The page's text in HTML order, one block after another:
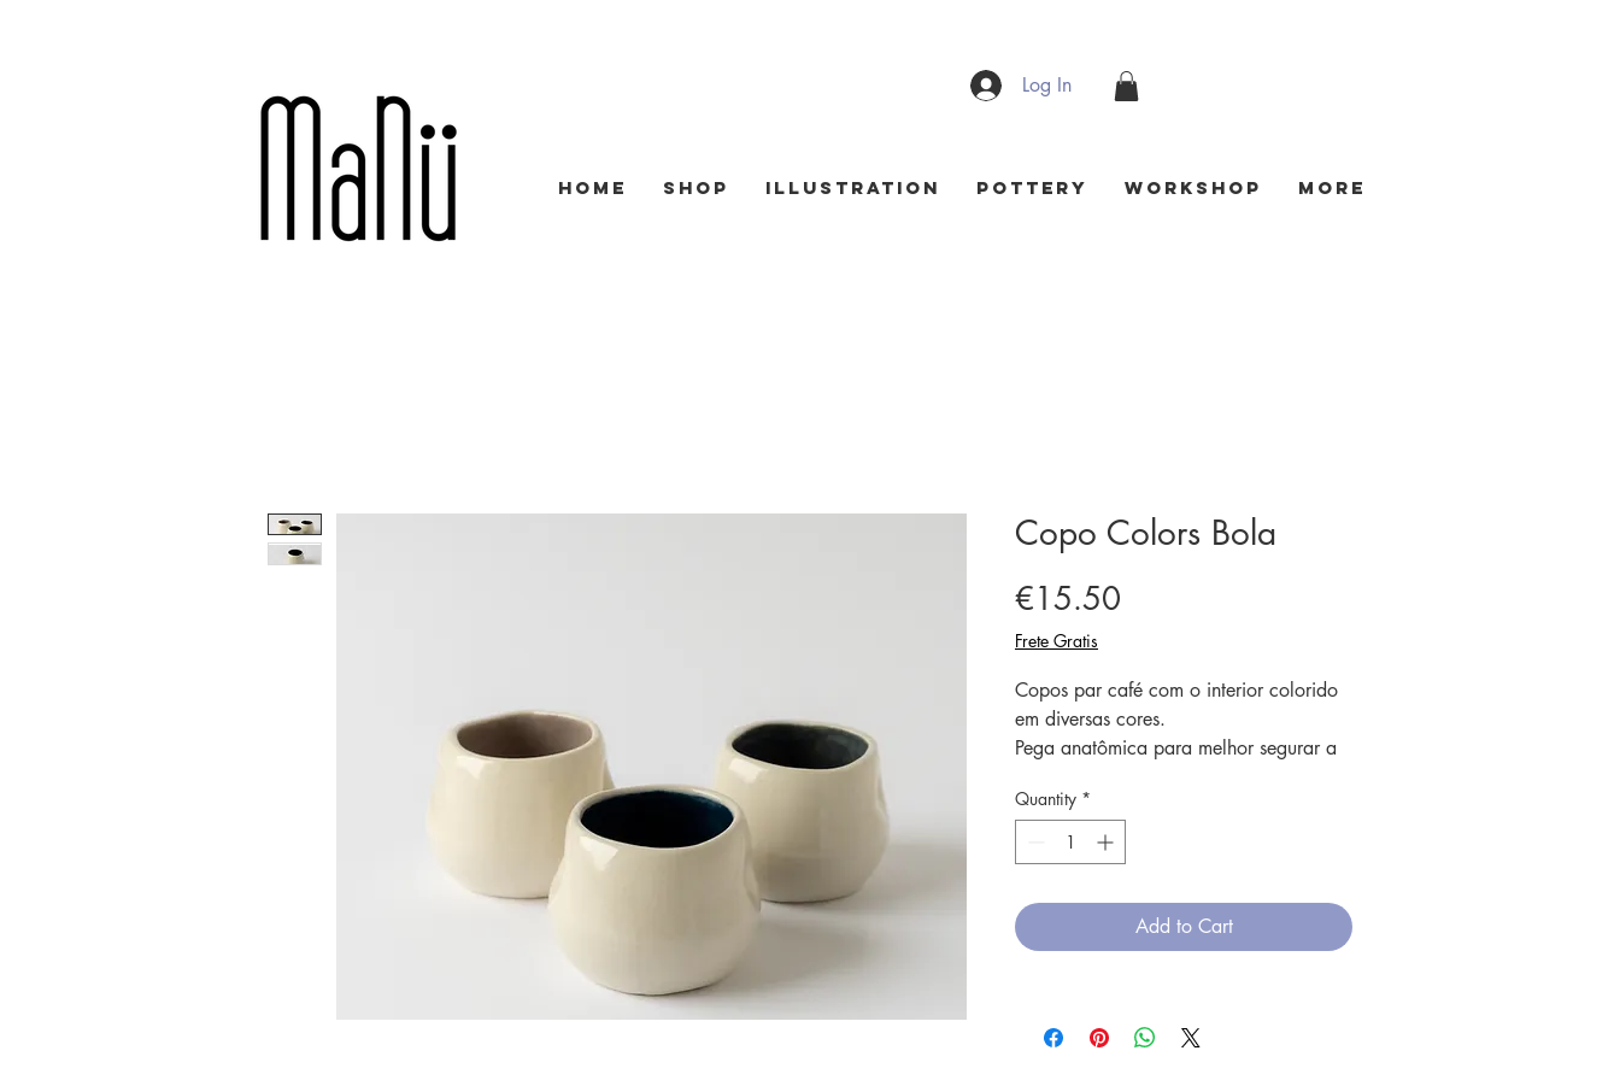
Log In
HOME Shop Illustration Pottery Workshop More
Copo Colors Bola
€15.50
Frete Gratis
Copos par café com o interior colorido
em diversas cores.
Pega anatômica para melhor segurar a
Todas as peças são modeladas à mão,
cada uma delas.
O tipo de argila é grés e a cozedura
assim seguro para usar à mesa, e
Quantity *
Add to Cart